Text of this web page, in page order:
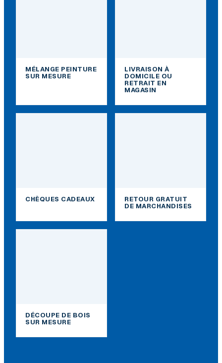
MÉLANGE PEINTURE
SUR MESURE
LIVRAISON À
DOMICILE OU
RETRAIT EN
MAGASIN
CHÈQUES CADEAUX
RETOUR GRATUIT
DE MARCHANDISES
DÉCOUPE DE BOIS
SUR MESURE